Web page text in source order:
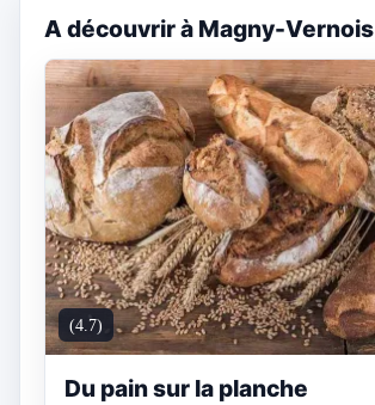
A découvrir à Magny-Vernois
(4.7)
Du pain sur la planche